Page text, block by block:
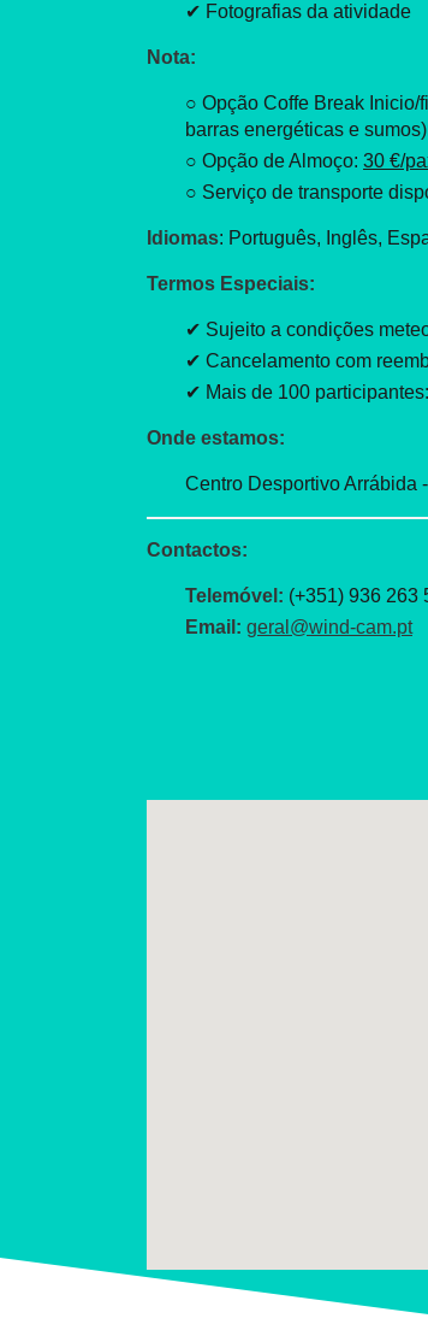
✔ Fotografias da atividade
Nota:
○ Opção Coffe Break Inicio/
barras energéticas e
○ Opção de Almoço: 30 €/
○ Serviço de transporte
Idiomas: Português, Inglês,
Termos Especiais:
✔ Sujeito a condições
✔ Cancelamento com
✔ Mais de 100
Onde estamos:
Centro Desportivo Arrábida
Contactos:
Telemóvel: (+351) 936 263
Email: geral@wind-cam.pt